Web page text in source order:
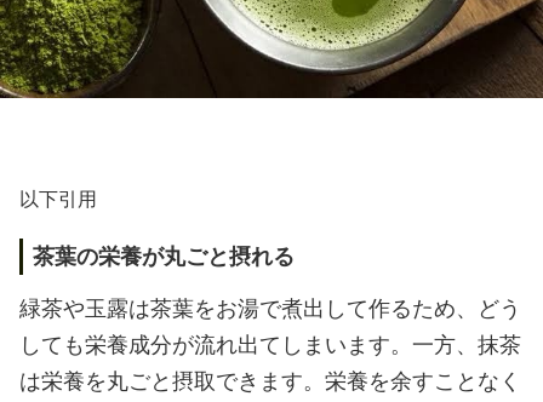
以下引用
茶葉の栄養が丸ごと摂れる
緑茶や玉露は茶葉をお湯で煮出して作るため、どう
しても栄養成分が流れ出てしまいます。一方、抹茶
は栄養を丸ごと摂取できます。栄養を余すことなく